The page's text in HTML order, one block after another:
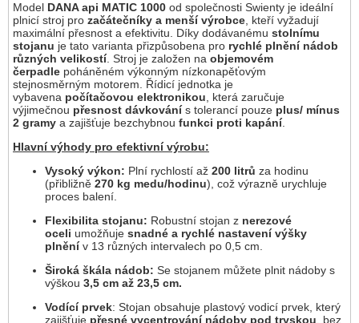
Model DANA api MATIC 1000 od společnosti Swienty je ideální
plnicí stroj pro začátečníky a menší výrobce, kteří vyžadují
maximální přesnost a efektivitu. Díky dodávanému stolnímu
stojanu je tato varianta přizpůsobena pro rychlé plnění nádob
různých velikostí. Stroj je založen na objemovém
čerpadle poháněném výkonným nízkonapěťovým
stejnosměrným motorem. Řídicí jednotka je
vybavena počítačovou elektronikou, která zaručuje
výjimečnou přesnost dávkovánís tolerancí pouze plus/ mínus
2 gramy a zajišťuje bezchybnou funkci proti kapání.
Hlavní výhody pro efektivní výrobu:
Vysoký výkon: Plní rychlostí až 200 litrů za hodinu
(přibližně 270 kg medu/hodinu), což výrazně urychluje
proces balení.
Flexibilita stojanu: Robustní stojan z nerezové
oceli umožňuje snadné a rychlé nastavení výšky
plněnív 13 různých intervalech po 0,5 cm.
Široká škála nádob: Se stojanem můžete plnit nádoby s
výškou 3,5 cm až 23,5 cm.
Vodící prvek: Stojan obsahuje plastový vodicí prvek, který
zajišťuje přesné vycentrování nádoby pod tryskou, bez